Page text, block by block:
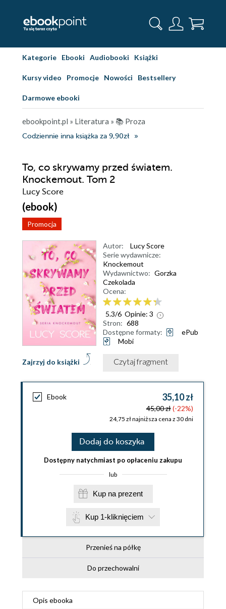
Kategorie Ebooki Audiobooki Książki
Kursy video Promocje Nowości Bestsellery
Darmowe ebooki
ebookpoint.pl » Literatura » 📚 Proza
Codziennie inna książka za 9,90zł
To, co skrywamy przed światem.
Knockemout. Tom 2
Lucy Score
(ebook)
Promocja
Zajrzyj do książki
Autor:
Lucy Score
Serie wydawnicze:
Knockemout
Wydawnictwo: Gorzka
Czekolada
Ocena:
5.3/6 Opinie: 3
Stron: 688
Dostępne formaty:
ePub
Mobi
Czytaj fragment
Ebook 35,10 zł
45,00 zł(-22%)
24,75 zł najniższa cena z 30 dni
Dodaj do koszyka
Dostępny natychmiast po opłaceniu zakupu
lub
Kup na prezent
Kup 1-kliknięciem
Przenieś na półkę
Do przechowalni
Opis ebooka